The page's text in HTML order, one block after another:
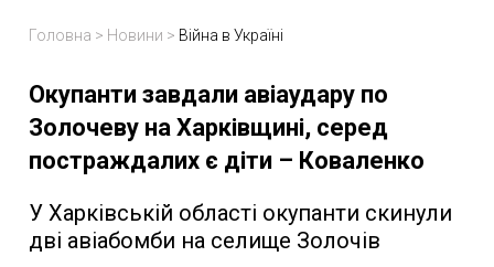
Головна > Новини > Війна в Україні
Окупанти завдали авіаудару по
Золочеву на Харківщині, серед
постраждалих є діти – Коваленко
У Харківській області окупанти скинули
дві авіабомби на селище Золочів